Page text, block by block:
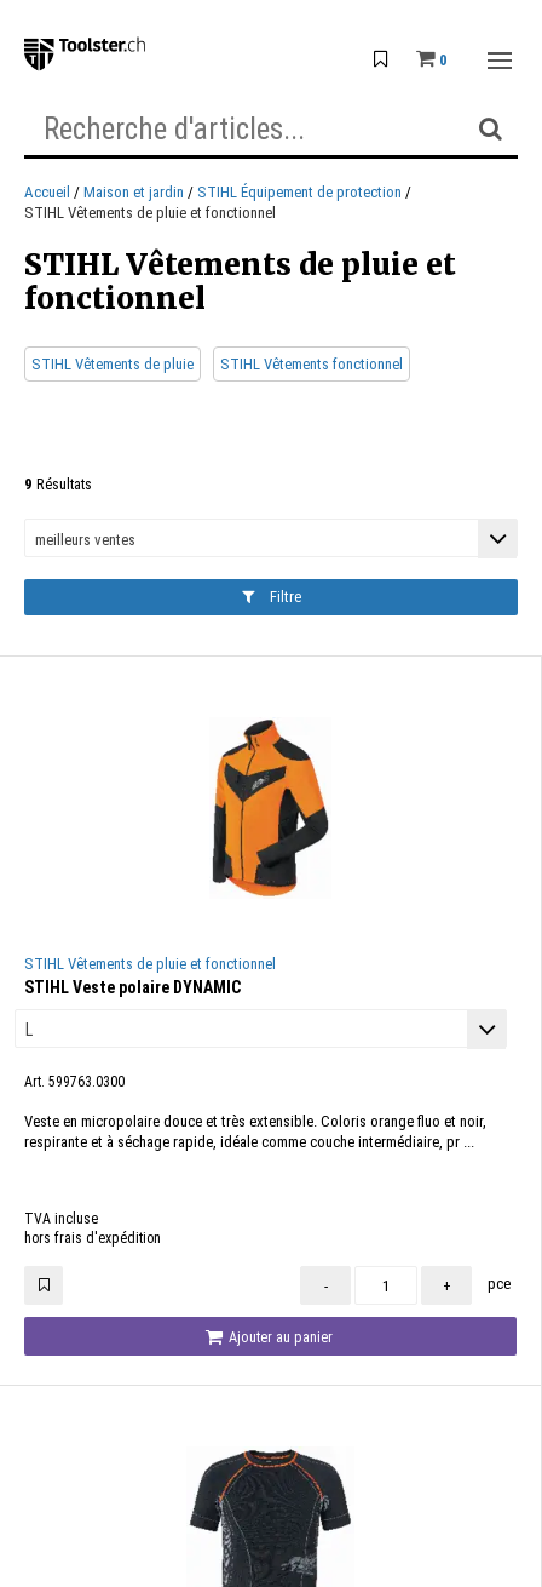
0
Accueil Maison et jardin
STIHL Équipement de protection
STIHL Vêtements de pluie et fonctionnel
STIHL Vêtements de pluie et
fonctionnel
STIHL Vêtements de pluie STIHL Vêtements fonctionnel
9 Résultats
Filtre
STIHL Vêtements de pluie et fonctionnel
STIHL Veste polaire DYNAMIC
Art. 599763.0300
Veste en micropolaire douce et très extensible. Coloris orange fluo et noir,
respirante et à séchage rapide, idéale comme couche intermédiaire, pr ...
TVA incluse
hors frais d'expédition
- + pce
Ajouter au panier